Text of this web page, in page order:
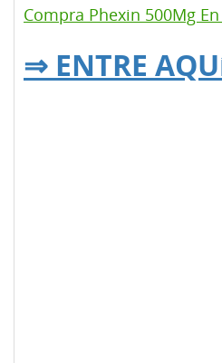
Compra Phexin 500Mg
⇒ ENTRE